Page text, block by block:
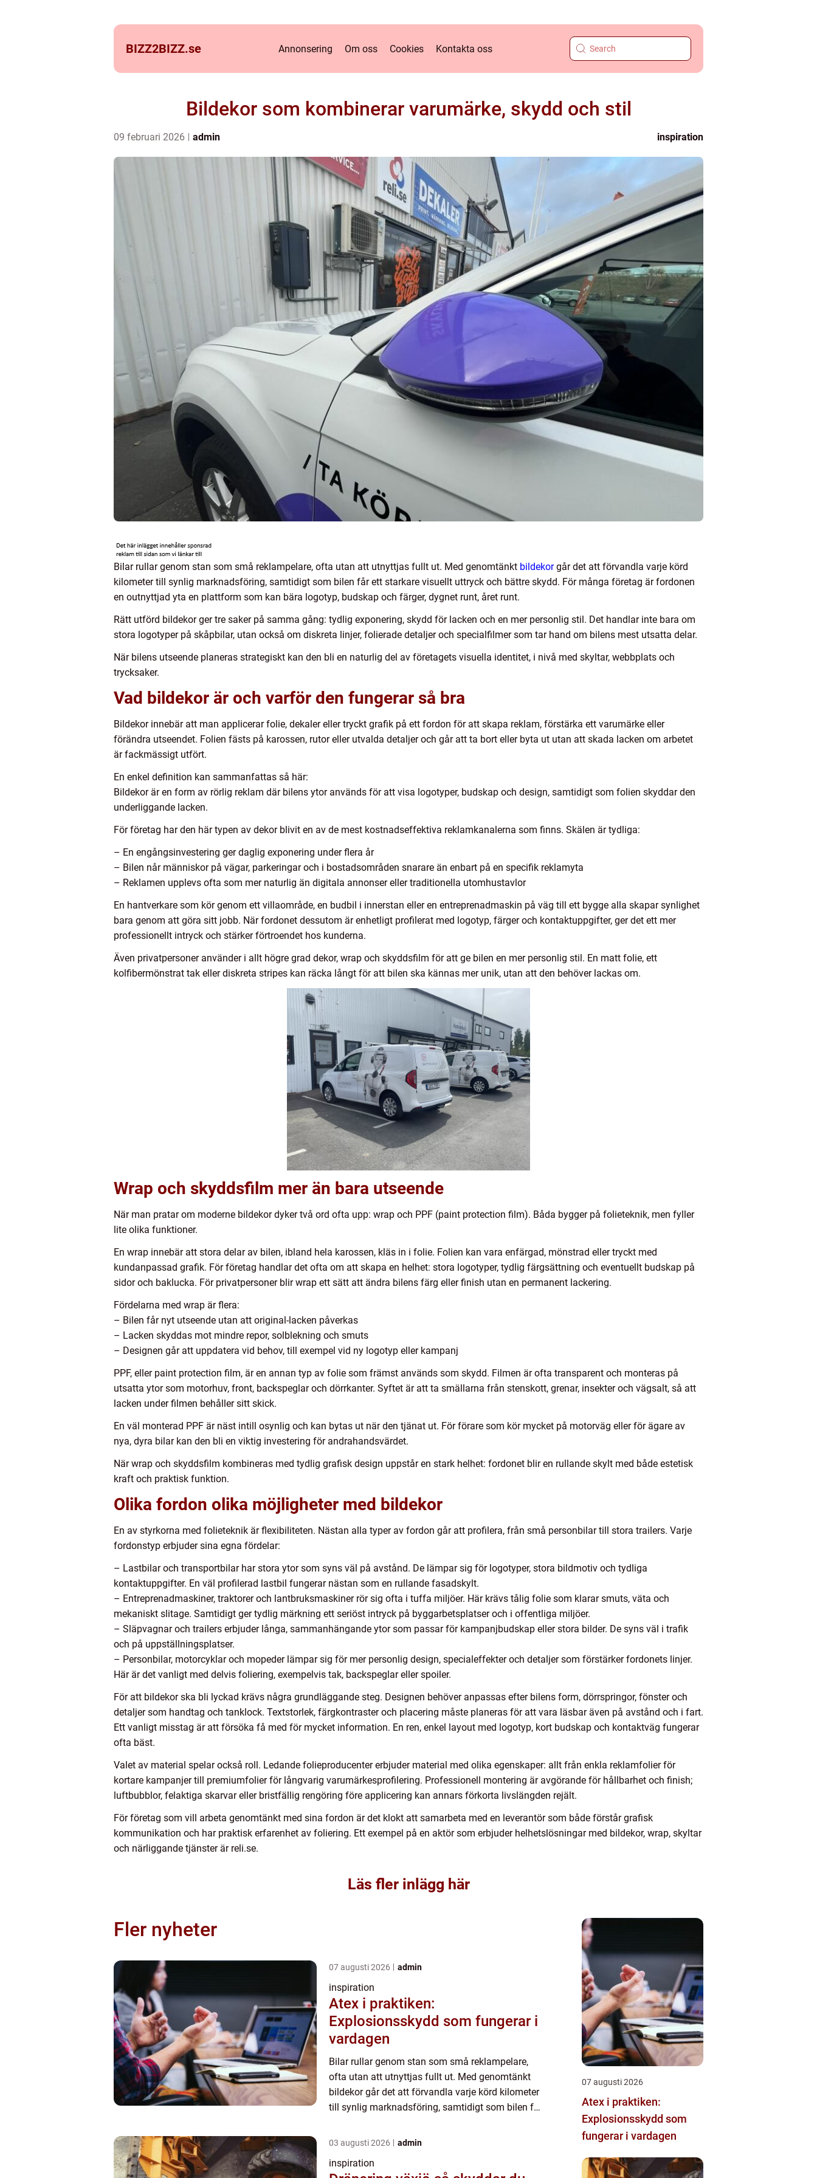
BIZZ2BIZZ.se Annonsering Om oss Cookies Kontakta oss
Bildekor som kombinerar varumärke, skydd och stil
09 februari 2026 admin inspiration
Bilar rullar genom stan som små reklampelare, ofta utan att utnyttjas fullt ut. Med genomtänkt bildekorgår det att förvandla varje körd
kilometer till synlig marknadsföring, samtidigt som bilen får ett starkare visuellt uttryck och bättre skydd. För många företag är fordonen
en outnyttjad yta en plattform som kan bära logotyp, budskap och färger, dygnet runt, året runt.
Rätt utförd bildekor ger tre saker på samma gång: tydlig exponering, skydd för lacken och en mer personlig stil. Det handlar inte bara om
stora logotyper på skåpbilar, utan också om diskreta linjer, folierade detaljer och specialfilmer som tar hand om bilens mest utsatta delar.
När bilens utseende planeras strategiskt kan den bli en naturlig del av företagets visuella identitet, i nivå med skyltar, webbplats och
trycksaker.
Vad bildekor är och varför den fungerar så bra
Bildekor innebär att man applicerar folie, dekaler eller tryckt grafik på ett fordon för att skapa reklam, förstärka ett varumärke eller
förändra utseendet. Folien fästs på karossen, rutor eller utvalda detaljer och går att ta bort eller byta ut utan att skada lacken om arbetet
är fackmässigt utfört.
En enkel definition kan sammanfattas så här:
Bildekor är en form av rörlig reklam där bilens ytor används för att visa logotyper, budskap och design, samtidigt som folien skyddar den
underliggande lacken.
För företag har den här typen av dekor blivit en av de mest kostnadseffektiva reklamkanalerna som finns. Skälen är tydliga:
– En engångsinvestering ger daglig exponering under flera år
– Bilen når människor på vägar, parkeringar och i bostadsområden snarare än enbart på en specifik reklamyta
– Reklamen upplevs ofta som mer naturlig än digitala annonser eller traditionella utomhustavlor
En hantverkare som kör genom ett villaområde, en budbil i innerstan eller en entreprenadmaskin på väg till ett bygge alla skapar synlighet
bara genom att göra sitt jobb. När fordonet dessutom är enhetligt profilerat med logotyp, färger och kontaktuppgifter, ger det ett mer
professionellt intryck och stärker förtroendet hos kunderna.
Även privatpersoner använder i allt högre grad dekor, wrap och skyddsfilm för att ge bilen en mer personlig stil. En matt folie, ett
kolfibermönstrat tak eller diskreta stripes kan räcka långt för att bilen ska kännas mer unik, utan att den behöver lackas om.
Wrap och skyddsfilm mer än bara utseende
När man pratar om moderne bildekor dyker två ord ofta upp: wrap och PPF (paint protection film). Båda bygger på folieteknik, men fyller
lite olika funktioner.
En wrap innebär att stora delar av bilen, ibland hela karossen, kläs in i folie. Folien kan vara enfärgad, mönstrad eller tryckt med
kundanpassad grafik. För företag handlar det ofta om att skapa en helhet: stora logotyper, tydlig färgsättning och eventuellt budskap på
sidor och baklucka. För privatpersoner blir wrap ett sätt att ändra bilens färg eller finish utan en permanent lackering.
Fördelarna med wrap är flera:
– Bilen får nyt utseende utan att original-lacken påverkas
– Lacken skyddas mot mindre repor, solblekning och smuts
– Designen går att uppdatera vid behov, till exempel vid ny logotyp eller kampanj
PPF, eller paint protection film, är en annan typ av folie som främst används som skydd. Filmen är ofta transparent och monteras på
utsatta ytor som motorhuv, front, backspeglar och dörrkanter. Syftet är att ta smällarna från stenskott, grenar, insekter och vägsalt, så att
lacken under filmen behåller sitt skick.
En väl monterad PPF är näst intill osynlig och kan bytas ut när den tjänat ut. För förare som kör mycket på motorväg eller för ägare av
nya, dyra bilar kan den bli en viktig investering för andrahandsvärdet.
När wrap och skyddsfilm kombineras med tydlig grafisk design uppstår en stark helhet: fordonet blir en rullande skylt med både estetisk
kraft och praktisk funktion.
Olika fordon olika möjligheter med bildekor
En av styrkorna med folieteknik är flexibiliteten. Nästan alla typer av fordon går att profilera, från små personbilar till stora trailers. Varje
fordonstyp erbjuder sina egna fördelar:
– Lastbilar och transportbilar har stora ytor som syns väl på avstånd. De lämpar sig för logotyper, stora bildmotiv och tydliga
kontaktuppgifter. En väl profilerad lastbil fungerar nästan som en rullande fasadskylt.
– Entreprenadmaskiner, traktorer och lantbruksmaskiner rör sig ofta i tuffa miljöer. Här krävs tålig folie som klarar smuts, väta och
mekaniskt slitage. Samtidigt ger tydlig märkning ett seriöst intryck på byggarbetsplatser och i offentliga miljöer.
– Släpvagnar och trailers erbjuder långa, sammanhängande ytor som passar för kampanjbudskap eller stora bilder. De syns väl i trafik
och på uppställningsplatser.
– Personbilar, motorcyklar och mopeder lämpar sig för mer personlig design, specialeffekter och detaljer som förstärker fordonets linjer.
Här är det vanligt med delvis foliering, exempelvis tak, backspeglar eller spoiler.
För att bildekor ska bli lyckad krävs några grundläggande steg. Designen behöver anpassas efter bilens form, dörrspringor, fönster och
detaljer som handtag och tanklock. Textstorlek, färgkontraster och placering måste planeras för att vara läsbar även på avstånd och i fart.
Ett vanligt misstag är att försöka få med för mycket information. En ren, enkel layout med logotyp, kort budskap och kontaktväg fungerar
ofta bäst.
Valet av material spelar också roll. Ledande folieproducenter erbjuder material med olika egenskaper: allt från enkla reklamfolier för
kortare kampanjer till premiumfolier för långvarig varumärkesprofilering. Professionell montering är avgörande för hållbarhet och finish;
luftbubblor, felaktiga skarvar eller bristfällig rengöring före applicering kan annars förkorta livslängden rejält.
För företag som vill arbeta genomtänkt med sina fordon är det klokt att samarbeta med en leverantör som både förstår grafisk
kommunikation och har praktisk erfarenhet av foliering. Ett exempel på en aktör som erbjuder helhetslösningar med bildekor, wrap, skyltar
och närliggande tjänster är reli.se.
Läs fler inlägg här
Fler nyheter
07 augusti 2026 admin
inspiration
Atex i praktiken:
Explosionsskydd som fungerar i
vardagen
Bilar rullar genom stan som små reklampelare,
ofta utan att utnyttjas fullt ut. Med genomtänkt
bildekor går det att förvandla varje körd kilometer
till synlig marknadsföring, samtidigt som bilen får
03 augusti 2026 admin
inspiration
07 augusti 2026
Atex i praktiken:
Explosionsskydd som
fungerar i vardagen